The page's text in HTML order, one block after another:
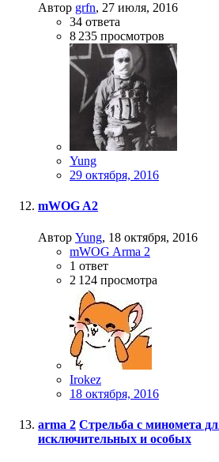
Автор grfn, 27 июля, 2016
34 ответа
8 235 просмотров
Yung
29 октября, 2016
mWOG A2
Автор Yung, 18 октября, 2016
mWOG Arma 2
1 ответ
2 124 просмотра
Irokez
18 октября, 2016
arma 2 Стрельба с миномета
исключительных и особых